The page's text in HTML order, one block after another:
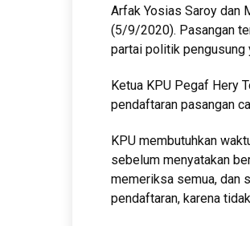
Arfak Yosias Saroy dan
(5/9/2020). Pasangan
partai politik
Ketua KPU Pegaf Hery
pendaftaran pasangan
KPU membutuhkan
sebelum menyatakan
memeriksa semua, dan
pendaftaran, karena